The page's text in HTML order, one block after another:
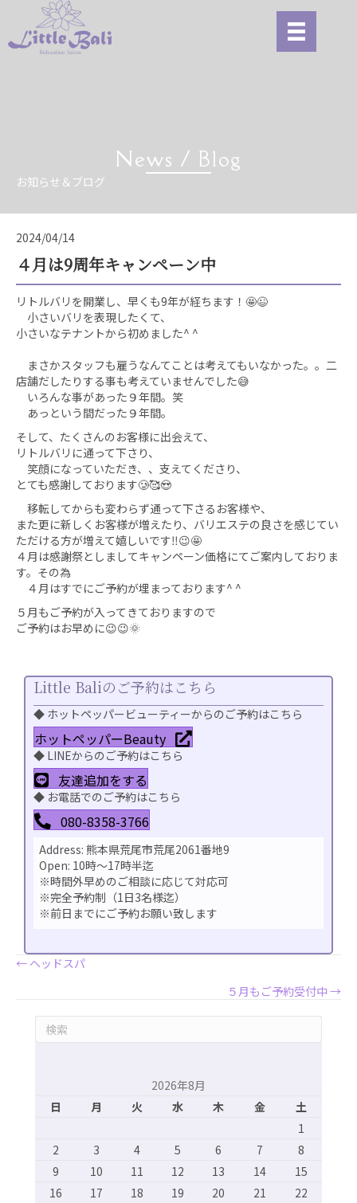
News / Blog
お知らせ＆ブログ
2024/04/14
４月は9周年キャンペーン中
リトルバリを開業し、早くも9年が経ちます！🤩😉
小さいバリを表現したくて、
小さいなテナントから初めました^ ^
まさかスタッフも雇うなんてことは考えてもいなかった。。二
店舗だしたりする事も考えていませんでした😅
いろんな事があった９年間。笑
あっという間だった９年間。
そして、たくさんのお客様に出会えて、
リトルバリに通って下さり、
笑顔になっていただき、、支えてくださり、
とても感謝しております🥲🥰😍
移転してからも変わらず通って下さるお客様や、
また更に新しくお客様が増えたり、バリエステの良さを感じてい
ただける方が増えて嬉しいです‼️😉🤩
４月は感謝祭としましてキャンペーン価格にてご案内しておりま
す。その為
４月はすでにご予約が埋まっております^ ^
５月もご予約が入ってきておりますので
ご予約はお早めに😉😉🌞
Little Baliのご予約はこちら
◆ ホットペッパービューティーからのご予約はこちら
ホットペッパーBeauty
◆ LINEからのご予約はこちら
友達追加をする
◆ お電話でのご予約はこちら
080-8358-3766
Address: 熊本県荒尾市荒尾2061番地9
Open: 10時〜17時半迄
※時間外早めのご相談に応じて対応可
※完全予約制（1日3名様迄）
※前日までにご予約お願い致します
Posts
← ヘッドスパ
５月もご予約受付中 →
2026年8月
日
月 火 水 木 金
土
1
2
3 4 5 6 7
8
9
10 11 12 13 14
15
16
17 18 19 20 21
22